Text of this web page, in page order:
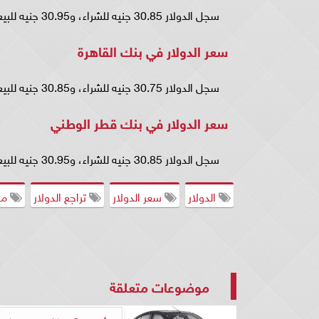
سجل الدولار 30.85 جنيه للشراء، و30.95 جنيه للبيع.
سعر الدولار في بنك القاهرة
سجل الدولار 30.75 جنيه للشراء، و30.85 جنيه للبيع.
سعر الدولار في بنك قطر الوطني
سجل الدولار 30.85 جنيه للشراء، و30.95 جنيه للبيع.
الدولار
سعر الدولار تراجع الدولار
موضوعات متعلقة